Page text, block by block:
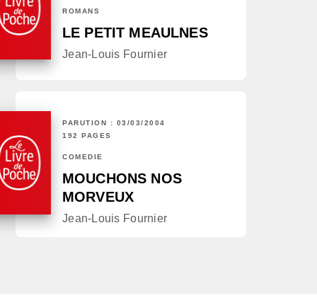
ROMANS
LE PETIT MEAULNES
Jean-Louis Fournier
PARUTION : 03/03/2004
192 PAGES
COMÉDIE
MOUCHONS NOS
MORVEUX
Jean-Louis Fournier